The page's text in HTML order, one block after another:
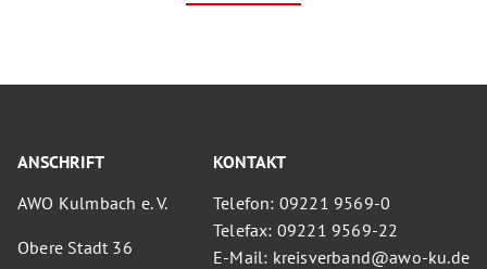
ANSCHRIFT
AWO Kulmbach e. V.
Obere Stadt 36
KONTAKT
Telefon: 09221 9569-0
Telefax: 09221 9569-22
E-Mail: kreisverband@awo-ku.de